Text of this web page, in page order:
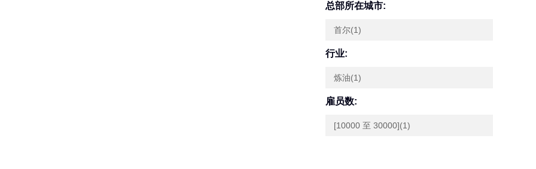
总部所在城市:
首尔(1)
行业:
炼油(1)
雇员数:
[10000 至 30000](1)